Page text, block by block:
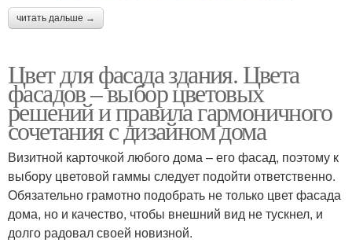
читать дальше →
Цвет для фасада здания. Цвета
фасадов – выбор цветовых
решений и правила гармоничного
сочетания с дизайном дома
Визитной карточкой любого дома – его фасад, поэтому к
выбору цветовой гаммы следует подойти ответственно.
Обязательно грамотно подобрать не только цвет фасада
дома, но и качество, чтобы внешний вид не тускнел, и
долго радовал своей новизной.